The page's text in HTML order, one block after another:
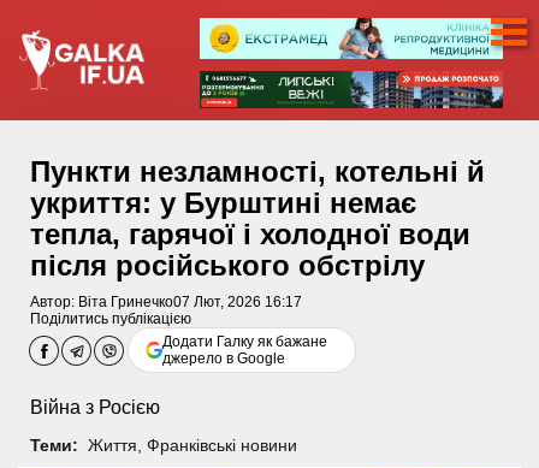
Пункти незламності, котельні й
укриття: у Бурштині немає
тепла, гарячої і холодної води
після російського обстрілу
Автор: Віта Гринечко07 Лют, 2026 16:17
Поділитись публікацією
Додати Галку як бажане
джерело в Google
Війна з Росією
Теми: Життя Франківські новини